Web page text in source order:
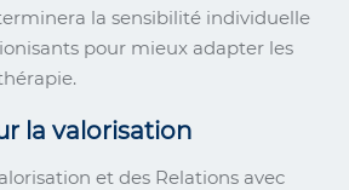
la sensibilité individuelle
pour mieux adapter les
la valorisation
et des Relations avec